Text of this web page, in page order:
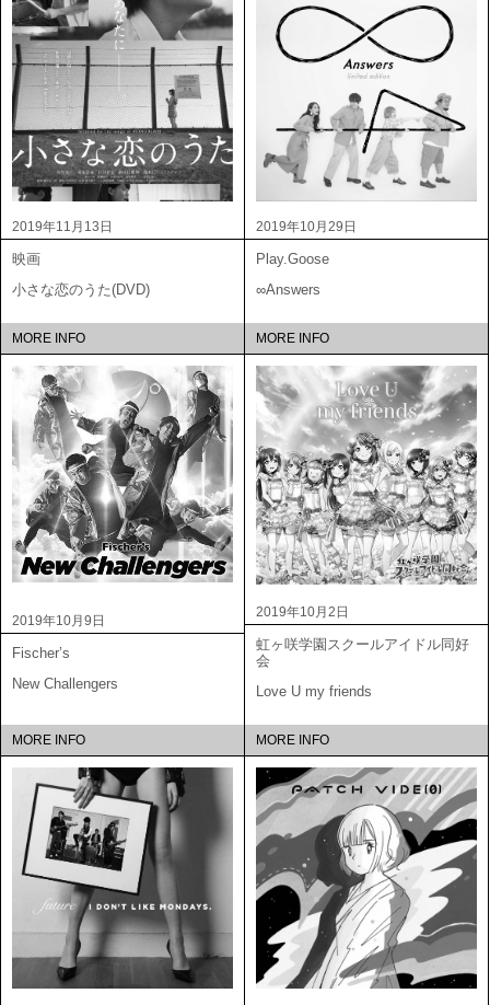
2019年11月13日
映画
小さな恋のうた(DVD)
MORE INFO
2019年10月29日
Play.Goose
∞Answers
MORE INFO
2019年10月9日
Fischer’s
New Challengers
MORE INFO
2019年10月2日
虹ヶ咲学園スクールアイドル同好
会
Love U my friends
MORE INFO